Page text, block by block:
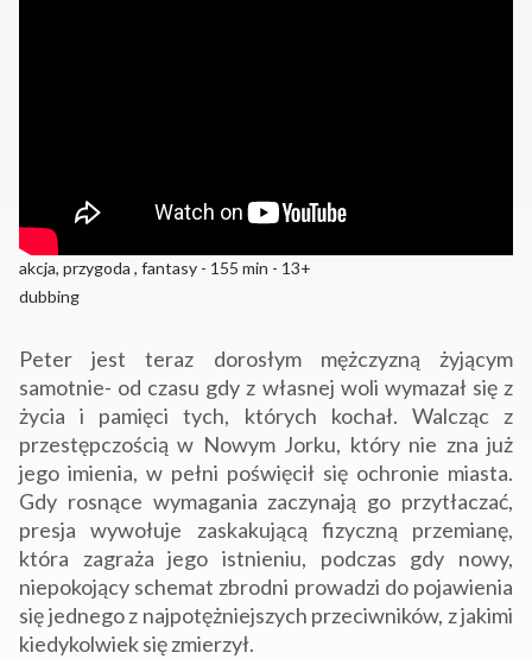
akcja, przygoda , fantasy - 155 min - 13+
dubbing
Peter jest teraz dorosłym mężczyzną żyjącym
samotnie- od czasu gdy z własnej woli wymazał się z
życia i pamięci tych, których kochał. Walcząc z
przestępczością w Nowym Jorku, który nie zna już
jego imienia, w pełni poświęcił się ochronie miasta.
Gdy rosnące wymagania zaczynają go przytłaczać,
presja wywołuje zaskakującą fizyczną przemianę,
która zagraża jego istnieniu, podczas gdy nowy,
niepokojący schemat zbrodni prowadzi do pojawienia
się jednego z najpotężniejszych przeciwników, z jakimi
kiedykolwiek się zmierzył.